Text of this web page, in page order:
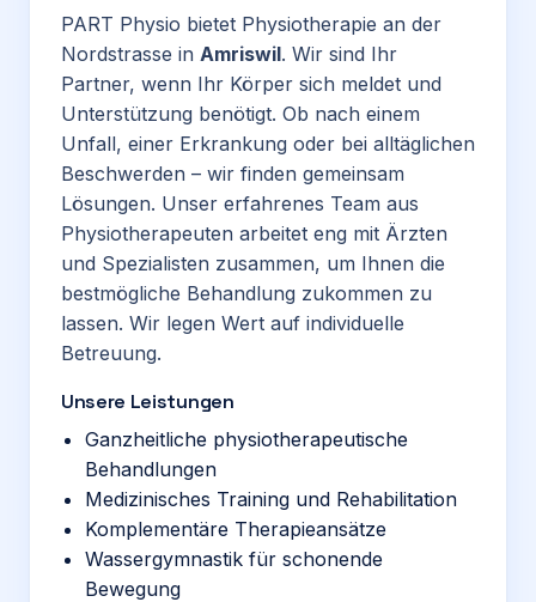
PART Physio bietet Physiotherapie an der
Nordstrasse in Amriswil. Wir sind Ihr
Partner, wenn Ihr Körper sich meldet und
Unterstützung benötigt. Ob nach einem
Unfall, einer Erkrankung oder bei alltäglichen
Beschwerden – wir finden gemeinsam
Lösungen. Unser erfahrenes Team aus
Physiotherapeuten arbeitet eng mit Ärzten
und Spezialisten zusammen, um Ihnen die
bestmögliche Behandlung zukommen zu
lassen. Wir legen Wert auf individuelle
Betreuung.
Unsere Leistungen
Ganzheitliche physiotherapeutische
Behandlungen
Medizinisches Training und Rehabilitation
Komplementäre Therapieansätze
Wassergymnastik für schonende
Bewegung